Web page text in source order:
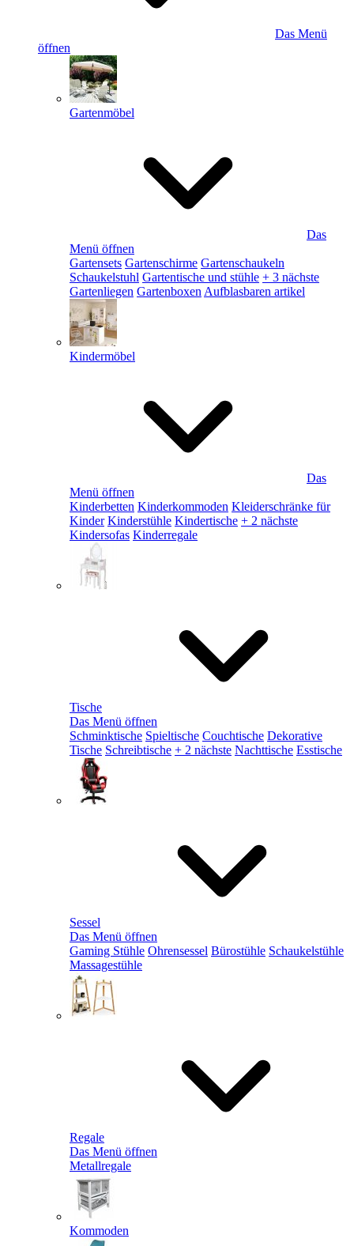
Das Menü
öffnen
Gartenmöbel
Das
Menü öffnen
Gartensets Gartenschirme Gartenschaukeln
Schaukelstuhl Gartentische und stühle + 3 nächste
Gartenliegen Gartenboxen Aufblasbaren artikel
Kindermöbel
Das
Menü öffnen
Kinderbetten Kinderkommoden Kleiderschränke für
Kinder Kinderstühle Kindertische + 2 nächste
Kindersofas Kinderregale
Tische
Das Menü öffnen
Schminktische Spieltische Couchtische Dekorative
Tische Schreibtische + 2 nächste Nachttische Esstische
Sessel
Das Menü öffnen
Gaming Stühle Ohrensessel Bürostühle Schaukelstühle
Massagestühle
Regale
Das Menü öffnen
Metallregale
Kommoden